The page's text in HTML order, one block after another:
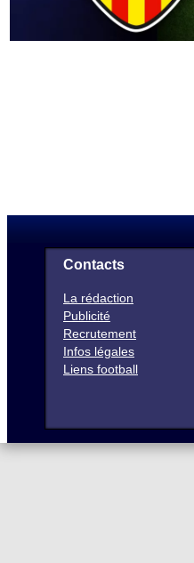
Contacts
La rédaction
Publicité
Recrutement
Infos légales
Liens football